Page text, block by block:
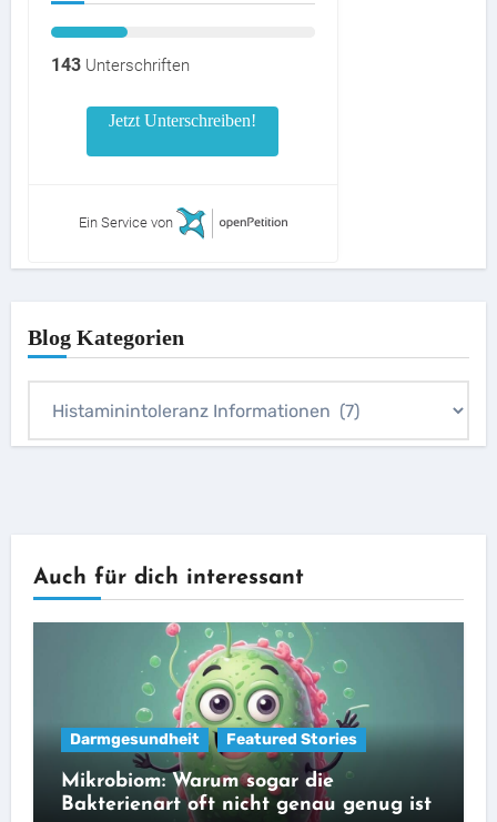
143Unterschriften
Jetzt Unterschreiben!
Ein Service von
Blog Kategorien
Auch für dich interessant
Darmgesundheit Featured Stories
Mikrobiom: Warum sogar die
Bakterienart oft nicht genau genug ist